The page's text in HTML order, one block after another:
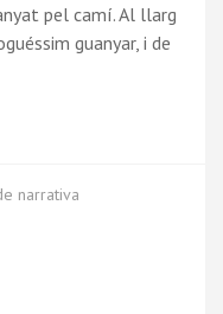
pel camí. Al llarg
guanyar, i de
narrativa